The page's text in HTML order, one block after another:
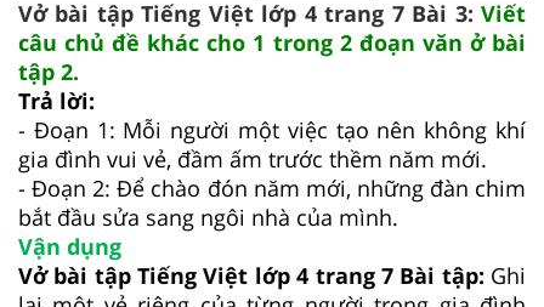
Vở bài tập Tiếng Việt lớp 4 trang 7 Bài 3: Viết
câu chủ đề khác cho 1 trong 2 đoạn văn ở bài
tập 2.
Trả lời:
- Đoạn 1: Mỗi người một việc tạo nên không khí
gia đình vui vẻ, đầm ấm trước thềm năm mới.
- Đoạn 2: Để chào đón năm mới, những đàn chim
bắt đầu sửa sang ngôi nhà của mình.
Vận dụng
Vở bài tập Tiếng Việt lớp 4 trang 7 Bài tập: Ghi